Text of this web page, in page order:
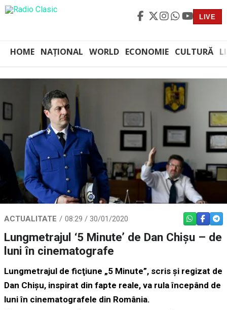
LIVE
HOME NAȚIONAL WORLD ECONOMIE CULTURĂ
ACTUALITATE 08:29 / 30/01/2020 WHATSAPP
Lungmetrajul ‘5 Minute’ de Dan Chişu – de
luni în cinematografe
Lungmetrajul de ficţiune „5 Minute”, scris şi regizat de
Dan Chişu, inspirat din fapte reale, va rula începând de
luni în cinematografele din România.